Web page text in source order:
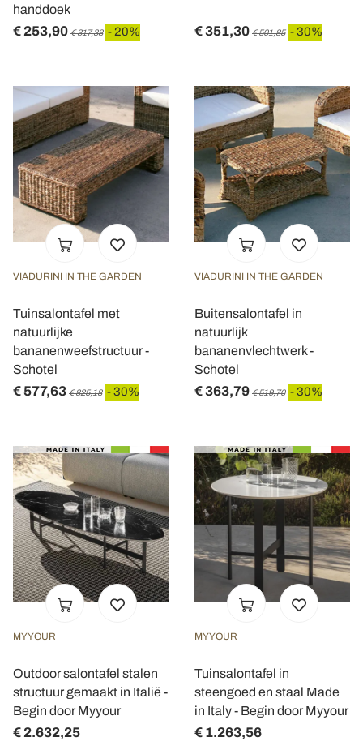
handdoek
€ 253,90 € 317,38 - 20% € 351,30 € 501,85 - 30%
VIADURINI IN THE GARDEN
Tuinsalontafel met
natuurlijke
bananenweefstructuur -
Schotel
€ 577,63 € 825,18 - 30%
VIADURINI IN THE GARDEN
Buitensalontafel in
natuurlijk
bananenvlechtwerk -
Schotel
€ 363,79 € 519,70 - 30%
MYYOUR
Outdoor salontafel stalen
structuur gemaakt in Italië -
Begin door Myyour
€ 2.632,25
MYYOUR
Tuinsalontafel in
steengoed en staal Made
in Italy - Begin door Myyour
€ 1.263,56